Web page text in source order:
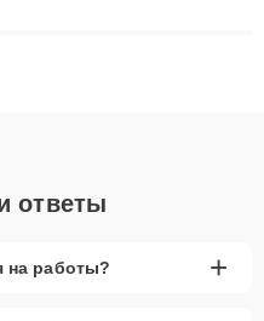
ответы
на работы? +